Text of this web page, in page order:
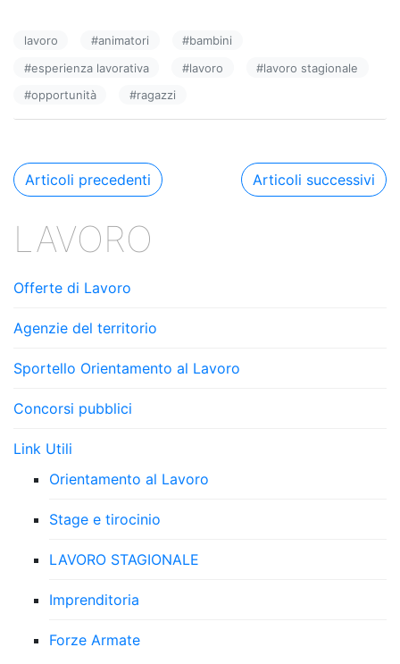
e
b
o
k
e
dI
n
vi
di
lavoro #animatori #bambini
#esperienza lavorativa #lavoro #lavoro stagionale
#opportunità #ragazzi
Navigazione
Articoli precedenti Articoli successivi
LAVORO
Offerte di Lavoro
Agenzie del territorio
Sportello Orientamento al Lavoro
Concorsi pubblici
Link Utili
Orientamento al Lavoro
Stage e tirocinio
LAVORO STAGIONALE
Imprenditoria
Forze Armate